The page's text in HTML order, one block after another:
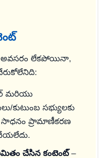
అవసరం లేకపోయినా,
మరియు
సభ్యులకు
ప్రామాణీకరణ
చేసిన కంటెంట్–